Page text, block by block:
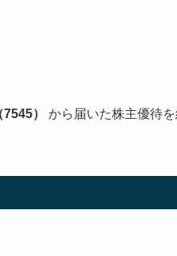
） から届いた株主優待を